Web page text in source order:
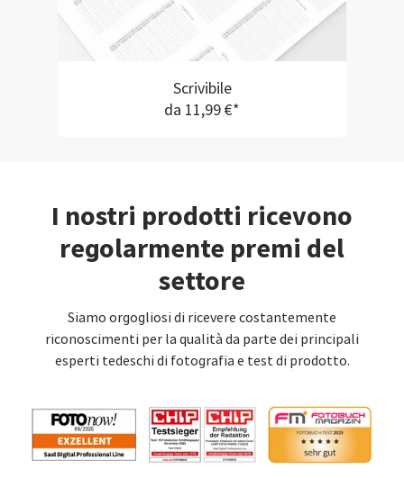
Scrivibile
da 11,99 €*
I nostri prodotti ricevono
regolarmente premi del
settore
Siamo orgogliosi di ricevere costantemente
riconoscimenti per la qualità da parte dei principali
esperti tedeschi di fotografia e test di prodotto.